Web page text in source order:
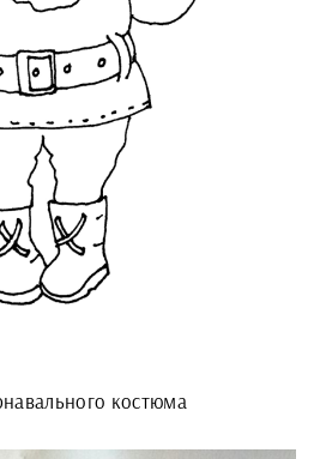
костюма